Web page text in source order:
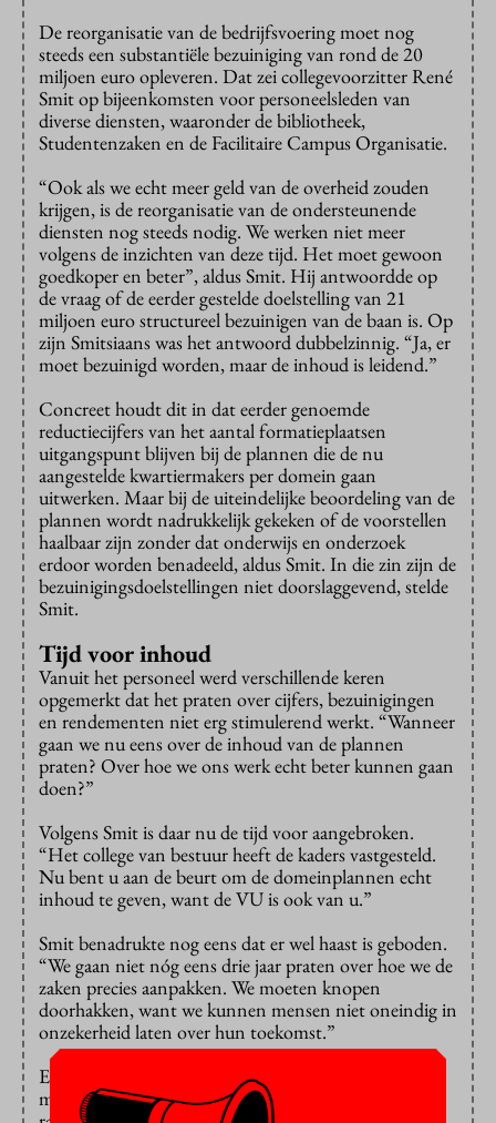
De reorganisatie van de bedrijfsvoering moet nog
steeds een substantiële bezuiniging van rond de 20
miljoen euro opleveren. Dat zei collegevoorzitter René
Smit op bijeenkomsten voor personeelsleden van
diverse diensten, waaronder de bibliotheek,
Studentenzaken en de Facilitaire Campus Organisatie.
“Ook als we echt meer geld van de overheid zouden
krijgen, is de reorganisatie van de ondersteunende
diensten nog steeds nodig. We werken niet meer
volgens de inzichten van deze tijd. Het moet gewoon
goedkoper en beter”, aldus Smit. Hij antwoordde op
de vraag of de eerder gestelde doelstelling van 21
miljoen euro structureel bezuinigen van de baan is. Op
zijn Smitsiaans was het antwoord dubbelzinnig. “Ja, er
moet bezuinigd worden, maar de inhoud is leidend.”
Concreet houdt dit in dat eerder genoemde
reductiecijfers van het aantal formatieplaatsen
uitgangspunt blijven bij de plannen die de nu
aangestelde kwartiermakers per domein gaan
uitwerken. Maar bij de uiteindelijke beoordeling van de
plannen wordt nadrukkelijk gekeken of de voorstellen
haalbaar zijn zonder dat onderwijs en onderzoek
erdoor worden benadeeld, aldus Smit. In die zin zijn de
bezuinigingsdoelstellingen niet doorslaggevend, stelde
Smit.
Tijd voor inhoud
Vanuit het personeel werd verschillende keren
opgemerkt dat het praten over cijfers, bezuinigingen
en rendementen niet erg stimulerend werkt. “Wanneer
gaan we nu eens over de inhoud van de plannen
praten? Over hoe we ons werk echt beter kunnen gaan
doen?”
Volgens Smit is daar nu de tijd voor aangebroken.
“Het college van bestuur heeft de kaders vastgesteld.
Nu bent u aan de beurt om de domeinplannen echt
inhoud te geven, want de VU is ook van u.”
Smit benadrukte nog eens dat er wel haast is geboden.
“We gaan niet nóg eens drie jaar praten over hoe we de
zaken precies aanpakken. We moeten knopen
doorhakken, want we kunnen mensen niet oneindig in
onzekerheid laten over hun toekomst.”
Een andere reden volgens Smit om snel voortgang te
maken is dat de hele organisatie nu op slot dreigt te